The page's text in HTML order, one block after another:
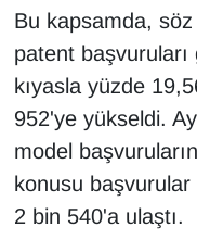
Bu kapsamda,
patent başvuruları
kıyasla yüzde
952'ye yükseldi.
model
konusu
2 bin 540'a ulaştı.
Kim Kimdir?
Kültür & Sanat
KURDÎ
MAGAZİN